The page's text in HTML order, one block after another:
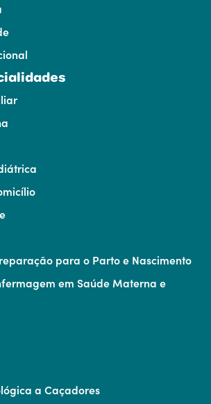
para o Parto e Nascimento
em Saúde Materna e
a Caçadores